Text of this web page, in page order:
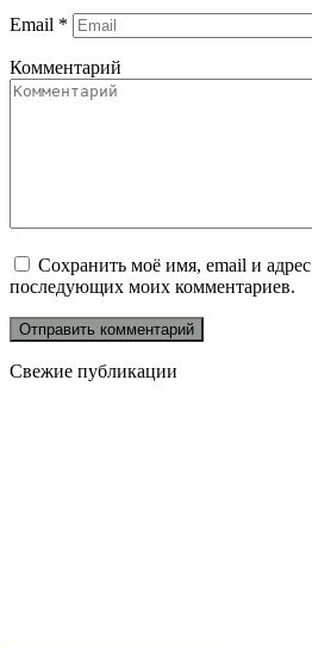
Email *
Комментарий
Сохранить моё имя, email и адрес
последующих моих комментариев.
Свежие публикации